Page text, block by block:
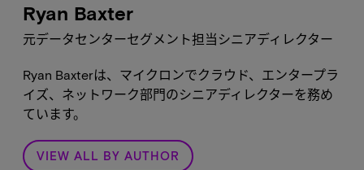
元データセンターセグメント担当シニアディレクター
Ryan Baxter
Ryan Baxterは、マイクロンでクラウド、エンタープラ
イズ、ネットワーク部門のシニアディレクターを務め
ています。
VIEW ALL BY AUTHOR